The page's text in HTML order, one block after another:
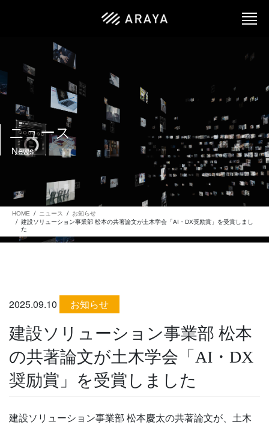
ニュース
News
HOME ニュース
お知らせ
建設ソリューション事業部 松本の共著論文が土木学会「AI・DX奨励賞」を受賞しまし
た
2025.09.10 お知らせ
建設ソリューション事業部 松本
の共著論文が土木学会「AI・DX
奨励賞」を受賞しました
建設ソリューション事業部 松本慶太の共著論文が、土木